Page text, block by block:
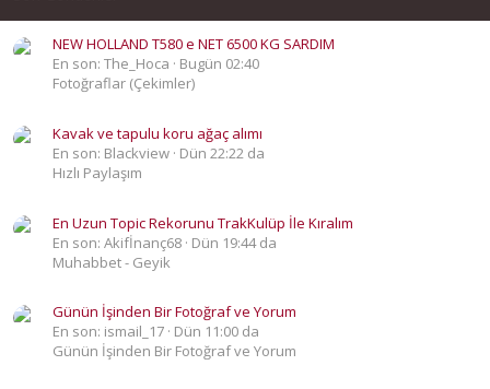
NEW HOLLAND T580 e NET 6500 KG SARDIM
En son: The_Hoca
Bugün 02:40
Fotoğraflar (Çekimler)
Kavak ve tapulu koru ağaç alımı
En son: Blackview Dün 22:22 da
Hızlı Paylaşım
En Uzun Topic Rekorunu TrakKulüp İle Kıralım
En son: Akifİnanç68 Dün 19:44 da
Muhabbet - Geyik
Günün İşinden Bir Fotoğraf ve Yorum
En son: ismail_17 Dün 11:00 da
Günün İşinden Bir Fotoğraf ve Yorum